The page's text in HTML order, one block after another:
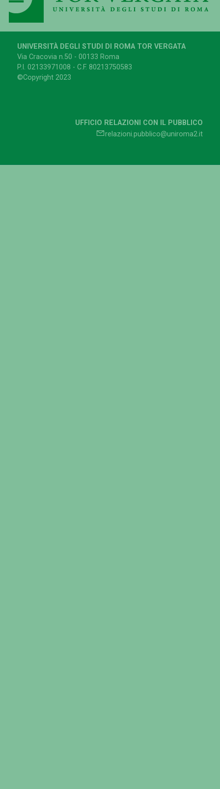
UNIVERSITÀ DEGLI STUDI DI ROMA TOR VERGATA
Via Cracovia n.50 - 00133 Roma
P.I. 02133971008 - C.F. 80213750583
©Copyright 2023
UFFICIO RELAZIONI CON IL PUBBLICO
relazioni.pubblico@uniroma2.it